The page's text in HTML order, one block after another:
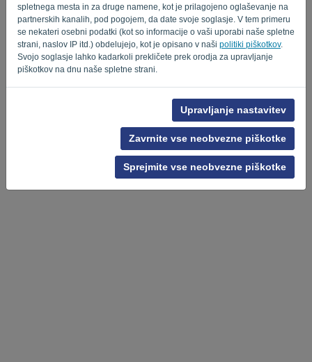
spletnega mesta in za druge namene, kot je prilagojeno oglaševanje na
partnerskih kanalih, pod pogojem, da date svoje soglasje. V tem primeru
se nekateri osebni podatki (kot so informacije o vaši uporabi naše spletne
strani, naslov IP itd.) obdelujejo, kot je opisano v naši politiki piškotkov.
Svojo soglasje lahko kadarkoli prekličete prek orodja za upravljanje
piškotkov na dnu naše spletne strani.
Upravljanje nastavitev
Zavrnite vse neobvezne piškotke
Sprejmite vse neobvezne piškotke
PRIJAVA
Pogoji in določila